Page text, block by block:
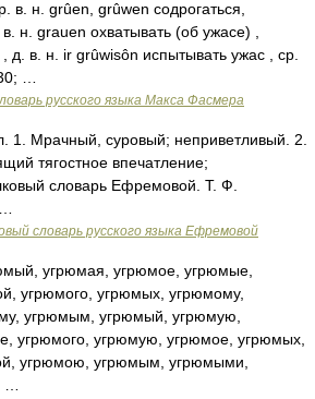
в. н. grûen, grûwen содрогаться,
н. grauen охватывать (об ужасе) ,
д. в. н. ir grûwisôn испытывать ужас , ср.
…
русского языка Макса Фасмера
1. Мрачный, суровый; неприветливый. 2.
тягостное впечатление;
словарь Ефремовой. Т. Ф.
словарь русского языка Ефремовой
угрюмая, угрюмое, угрюмые,
угрюмого, угрюмых, угрюмому,
угрюмым, угрюмый, угрюмую,
угрюмого, угрюмую, угрюмое, угрюмых,
угрюмою, угрюмым, угрюмыми,